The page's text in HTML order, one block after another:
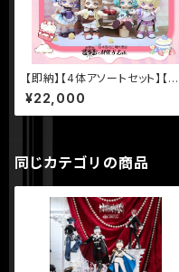
【即納】【4体アソートセット】【HA
NI】【スイートアフタヌーンティ
ー】シリーズ BJD ブラインドド
ール
¥22,000
同じカテゴリの商品